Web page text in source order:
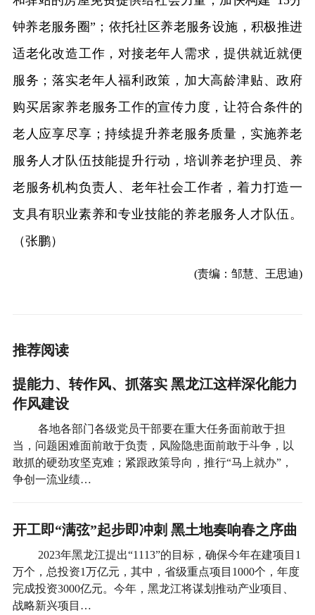
钟养老服务圈”；依托社区养老服务设施，积极推进
适老化改造工作，对接老年人需求，提供就近就便
服务；落实老年人福利政策，加大高龄津贴、政府
购买居家养老服务工作的宣传力度，让符合条件的
老人应享尽享；持续提升养老服务质量，实施养老
服务人才队伍技能提升行动，培训养老护理员、养
老服务机构负责人、老年社会工作者，着力打造一
支具有职业素养和专业技能的养老服务人才队伍。
（张鹏）
(责编：邹慧、王思迪)
推荐阅读
提能力、转作风、抓落实 黑龙江这样深化能力
作风建设
各地各部门各级党员干部要在重大任务面前敢于担
当，问题困难面前敢于负责，风险隐患面前敢于斗争，以
敢抓的硬劲攻坚克难；紧跟政策导向，推行“马上就办”，
争创一流业绩…
开工即“满弦”起步即冲刺 黑土地奏响春之序曲
2023年黑龙江提出“1113”的目标，确保今年在建项目1
万个，总投资1万亿元，其中，省级重点项目1000个，年度
完成投资3000亿元。今年，黑龙江将谋划推动产业项目、
战略新兴项目…